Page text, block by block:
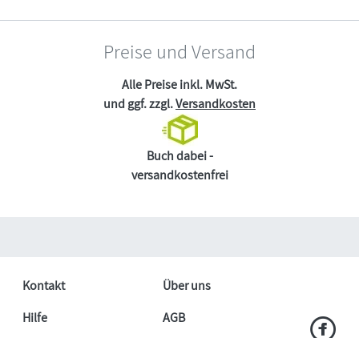
Preise und Versand
Alle Preise inkl. MwSt.
und ggf. zzgl.Versandkosten
Buch dabei -
versandkostenfrei
Kontakt
Über uns
Hilfe
AGB